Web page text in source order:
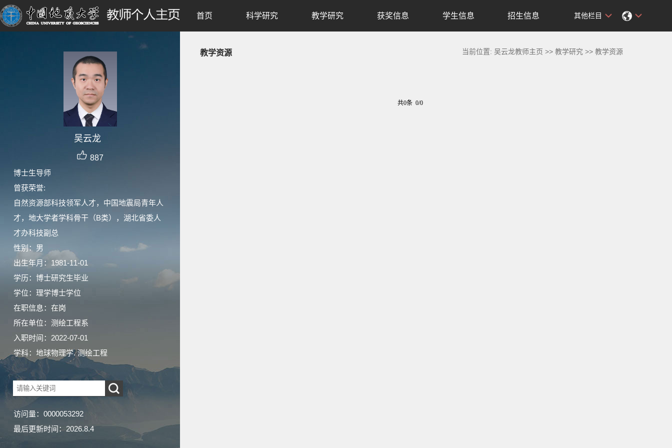
吴云龙
887
博士生导师
曾获荣誉:
自然资源部科技领军人才，中国地震局青年人
才，地大学者学科骨干（B类），湖北省委人
才办科技副总
性别：男
出生年月：1981-11-01
学历：博士研究生毕业
学位：理学博士学位
在职信息：在岗
所在单位：测绘工程系
入职时间：2022-07-01
学科：地球物理学. 测绘工程
访问量： 0000053292
最后更新时间： 2026.8.4
首页 科学研究 教学研究 获奖信息 学生信息 招生信息 其他栏目
教学资源 当前位置:吴云龙教师主页 >>教学研究 >>教学资源
共0条 0/0